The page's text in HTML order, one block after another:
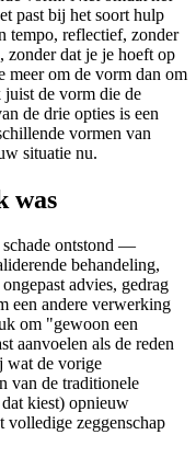
past bij het soort hulp
reflectief, zonder
zonder dat je je hoeft op
meer om de vorm dan om
de vorm die de
de drie opties is een
vormen van
situatie nu.
was
schade ontstond —
behandeling,
advies, gedrag
een andere verwerking
om "gewoon een
aanvoelen als de reden
wat de vorige
van de traditionele
kiest) opnieuw
volledige zeggenschap